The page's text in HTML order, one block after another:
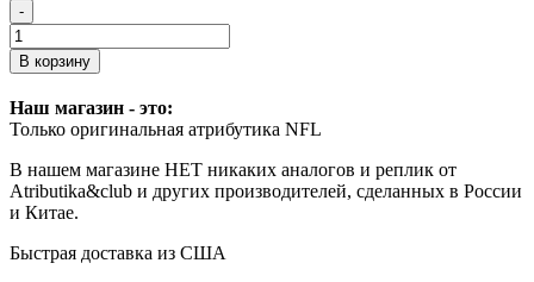
-
В корзину
Наш магазин - это:
Только оригинальная атрибутика NFL
В нашем магазине НЕТ никаких аналогов и реплик от
Atributika&club и других производителей, сделанных в России
и Китае.
Быстрая доставка из США